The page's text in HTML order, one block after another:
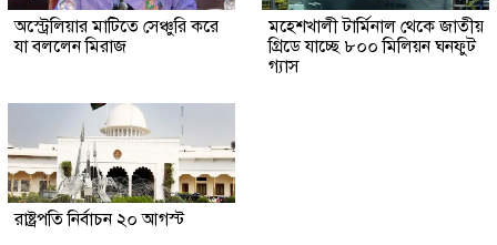
অস্ট্রেলিয়ার মাটিতে সেঞ্চুরি করে
যা বললেন মিরাজ
মহেশখালী টার্মিনাল থেকে জাতীয়
গ্রিডে যাচ্ছে ৮০০ মিলিয়ন ঘনফুট
গ্যাস
রাষ্ট্রপতি নির্বাচন ২০ আগস্ট